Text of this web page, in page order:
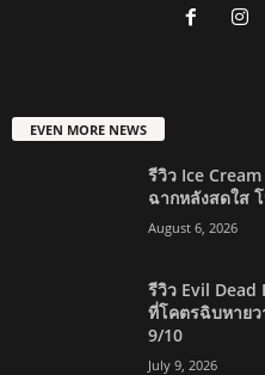
EVEN MORE NEWS
รีวิว Ice
ฉากหลังสดใส
August 6, 2026
รีวิว Evil Dead
ที่โคตรฉิบหายว
9/10
July 9, 2026